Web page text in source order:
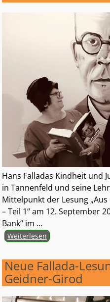
Hans Falladas Kindheit und
in Tannenfeld und seine
Mittelpunkt der Lesung
– Teil 1“ am 12. September
Bank“ im …
Weiterlesen
Neue Fallada-
Geidner-Girod